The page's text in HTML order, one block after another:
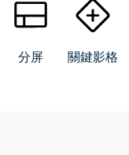
分屏 關鍵影格